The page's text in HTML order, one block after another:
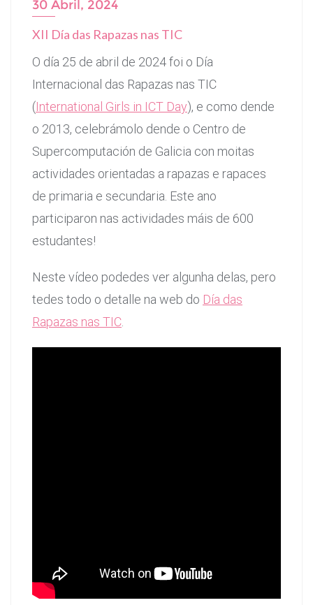
30 Abril, 2024
XII Día das Rapazas nas TIC
O día 25 de abril de 2024 foi o Día
Internacional das Rapazas nas TIC
(International Girls in ICT Day), e como dende
o 2013, celebrámolo dende o Centro de
Supercomputación de Galicia con moitas
actividades orientadas a rapazas e rapaces
de primaria e secundaria. Este ano
participaron nas actividades máis de 600
estudantes!
Neste vídeo podedes ver algunha delas, pero
tedes todo o detalle na web do Día das
Rapazas nas TIC